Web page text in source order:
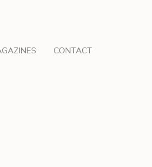
CONTACT